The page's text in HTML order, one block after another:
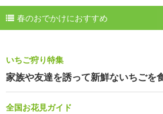
春のおでかけにおすすめ
いちご狩り特集
家族や友達を誘って新鮮ないちごを
全国お花見ガイド